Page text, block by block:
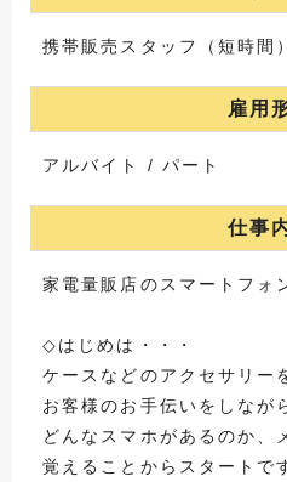
携帯販売スタッフ（短時間）
雇用
アルバイト / パート
仕事
家電量販店のスマートフォ
◇はじめは・・・
ケースなどのアクセサリー
お客様のお手伝いをしなが
どんなスマホがあるのか、
覚えることからスタートで